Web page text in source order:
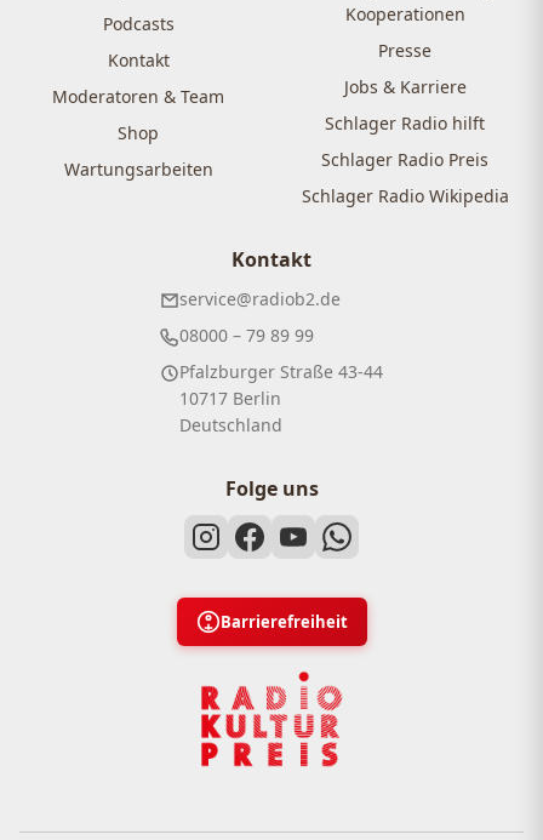
Podcasts
Kontakt
Moderatoren & Team
Shop
Wartungsarbeiten
Kooperationen
Presse
Jobs & Karriere
Schlager Radio hilft
Schlager Radio Preis
Schlager Radio Wikipedia
Kontakt
service@radiob2.de
08000 – 79 89 99
Pfalzburger Straße 43-44
10717 Berlin
Deutschland
Folge uns
Barrierefreiheit